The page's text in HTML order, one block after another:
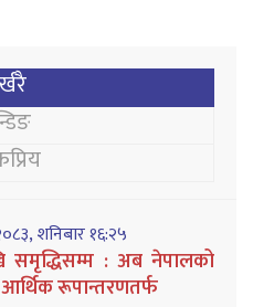
शनिबार १६:२५
समृद्धिसम्म : अब नेपालको
आर्थिक रूपान्तरणतर्फ